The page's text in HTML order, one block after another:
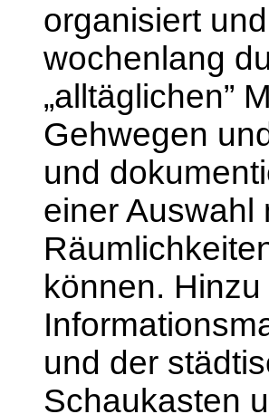
organisiert
wochenlang
„alltäglichen”
Gehwegen
und
einer Auswahl
können.
und der
Schaukasten